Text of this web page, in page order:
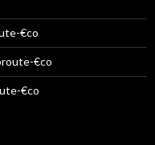
€co
€co
€co